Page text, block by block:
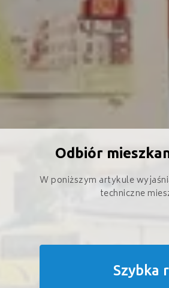
Odbiór
W poniższym artykule
techniczne
Szybka